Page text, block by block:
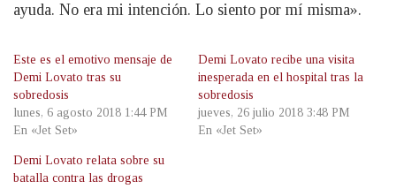
ayuda. No era mi intención. Lo siento por mí misma».
Este es el emotivo mensaje de
Demi Lovato tras su
sobredosis
lunes, 6 agosto 2018 1:44 PM
En «Jet Set»
Demi Lovato recibe una visita
inesperada en el hospital tras la
sobredosis
jueves, 26 julio 2018 3:48 PM
En «Jet Set»
Demi Lovato relata sobre su
batalla contra las drogas